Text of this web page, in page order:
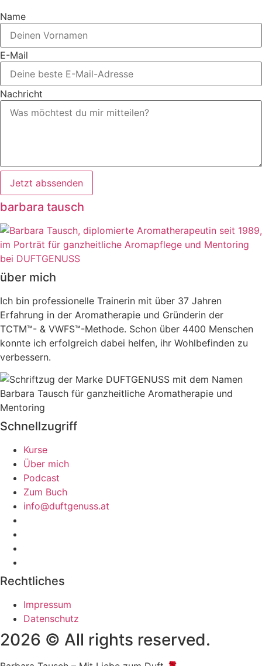
Name
E-Mail
Nachricht
Jetzt abssenden
barbara tausch
über mich
Ich bin professionelle Trainerin mit über 37 Jahren
Erfahrung in der Aromatherapie und Gründerin der
TCTM™- & VWFS™-Methode. Schon über 4400 Menschen
konnte ich erfolgreich dabei helfen, ihr Wohlbefinden zu
verbessern.
Schnellzugriff
Kurse
Über mich
Podcast
Zum Buch
info@duftgenuss.at
Rechtliches
Impressum
Datenschutz
2026 © All rights reserved.